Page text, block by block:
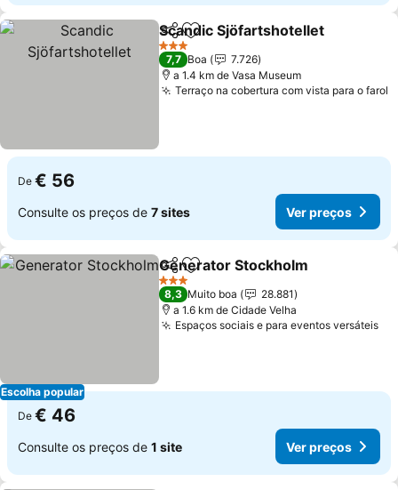
PartilharAdicionar aos favoritos
Scandic Sjöfartshotellet
3 Estrelas
7,7 Boa
7.726
a 1.4 km de Vasa Museum
Terraço na cobertura com vista para o farol
De € 56
Consulte os preços de 7 sites Ver preços
Escolha popular
PartilharAdicionar aos favoritos
Generator Stockholm
3 Estrelas
8,3 Muito boa
28.881
a 1.6 km de Cidade Velha
Espaços sociais e para eventos versáteis
De € 46
Consulte os preços de 1 site Ver preços